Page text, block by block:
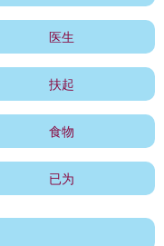
医生
扶起
食物
已为